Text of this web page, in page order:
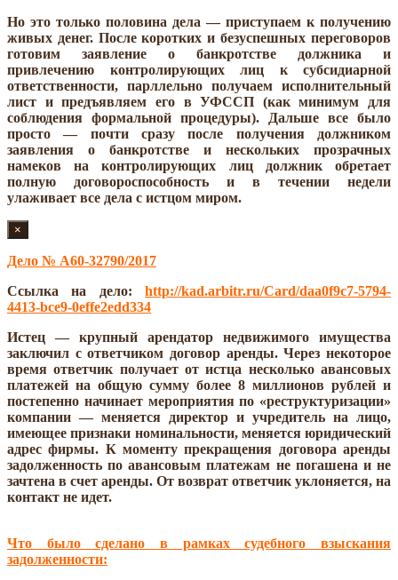
Но это только половина дела — приступаем к получению
живых денег. После коротких и безуспешных переговоров
готовим заявление о банкротстве должника и
привлечению контролирующих лиц к субсидиарной
ответственности, парллельно получаем исполнительный
лист и предъявляем его в УФССП (как минимум для
соблюдения формальной процедуры). Дальше все было
просто — почти сразу после получения должником
заявления о банкротстве и нескольких прозрачных
намеков на контролирующих лиц должник обретает
полную договороспособность и в течении недели
улаживает все дела с истцом миром.
×
Дело № А60-32790/2017
Ссылка на дело:
http://kad.arbitr.ru/Card/daa0f9c7-5794-
4413-bce9-0effe2edd334
Истец — крупный арендатор недвижимого имущества
заключил с ответчиком договор аренды. Через некоторое
время ответчик получает от истца несколько авансовых
платежей на общую сумму более 8 миллионов рублей и
постепенно начинает мероприятия по «реструктуризации»
компании — меняется директор и учредитель на лицо,
имеющее признаки номинальности, меняется юридический
адрес фирмы. К моменту прекращения договора аренды
задолженность по авансовым платежам не погашена и не
зачтена в счет аренды. От возврат ответчик уклоняется, на
контакт не идет.
Что было сделано в рамках судебного взыскания
задолженности: